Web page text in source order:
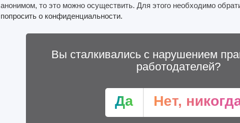
анонимом, то это можно осуществить. Для этого необходимо
попросить о конфиденциальности.
Вы сталкивались с нарушением
работодателей?
Да Нет,